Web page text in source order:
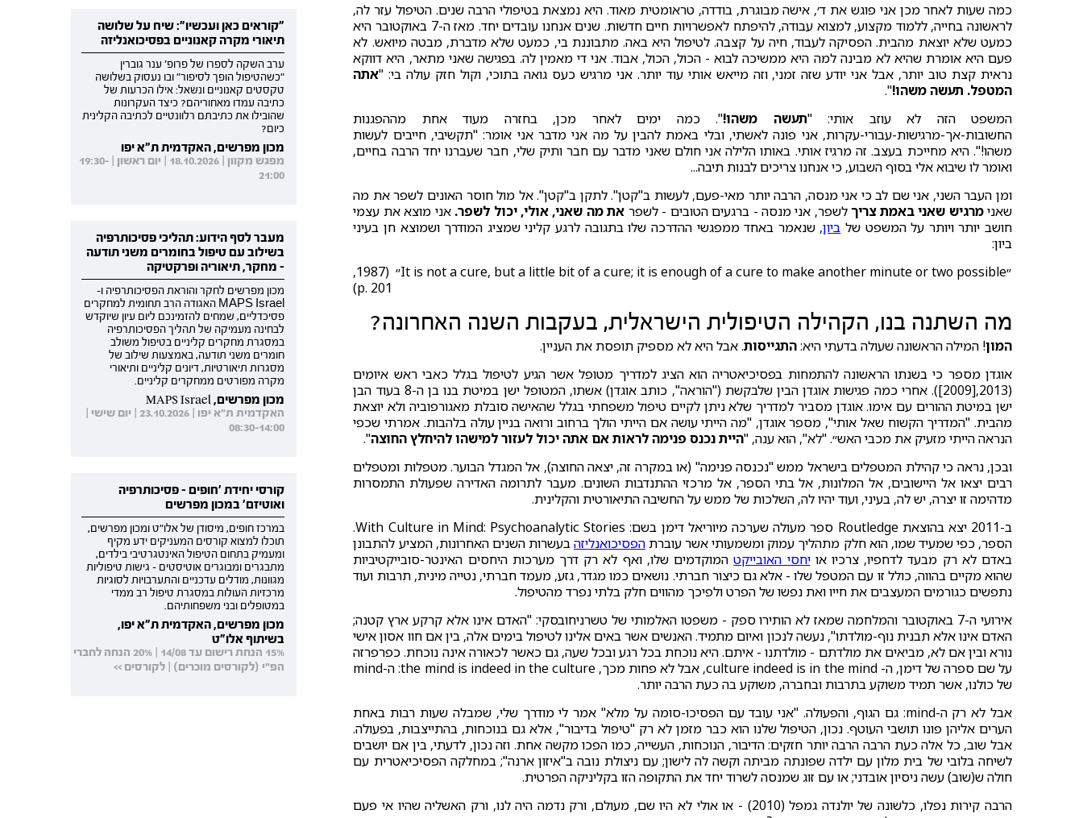
כמה שעות לאחר מכן אני פוגש את ד׳, אישה מבוגרת, בודדה, טראומטית מאוד. היא נמצאת בטיפולי הרבה שנים. הטיפול עזר לה,
לראשונה בחייה, ללמוד מקצוע, למצוא עבודה, להיפתח לאפשרויות חיים חדשות. שנים אנחנו עובדים יחד. מאז ה-7 באוקטובר היא
כמעט שלא יוצאת מהבית. הפסיקה לעבוד, חיה על קצבה. לטיפול היא באה. מתבוננת בי, כמעט שלא מדברת, מבטה מיואש. לא
פעם היא אומרת שהיא לא מבינה למה היא ממשיכה לבוא - הכול, הכול, אבוד. אני די מאמין לה. בפגישה שאני מתאר, היא דווקא
נראית קצת טוב יותר, אבל אני יודע שזה זמני, וזה מייאש אותי עוד יותר. אני מרגיש כעס גואה בתוכי, וקול חזק עולה בי: "אתה
המטפל. תעשה משהו!".
המשפט הזה לא עוזב אותי: "תעשה משהו!". כמה ימים לאחר מכן, בחזרה מעוד אחת מההפגנות
החשובות-אך-מרגישות-עבורי-עקרות, אני פונה לאשתי, ובלי באמת להבין על מה אני מדבר אני אומר: "תקשיבי, חייבים לעשות
משהו!". היא מחייכת בעצב. זה מרגיז אותי. באותו הלילה אני חולם שאני מדבר עם חבר ותיק שלי, חבר שעברנו יחד הרבה בחיים,
ואומר לו שיבוא אלי בסוף השבוע, כי אנחנו צריכים לבנות תיבה...
ומן העבר השני, אני שם לב כי אני מנסה, הרבה יותר מאי-פעם, לעשות ב"קטן". לתקן ב"קטן". אל מול חוסר האונים לשפר את מה
שאנימרגיש שאני באמת צריךלשפר, אני מנסה - ברגעים הטובים - לשפר את מה שאני, אולי, יכול לשפר. אני מוצא את עצמי
חושב יותר ויותר על המשפט של ביון, שנאמר באחד ממפגשי ההדרכה שלו בתגובה לרגע קליני שמציג המודרך ושמוצא חן בעיני
ביון:
״It is not a cure, but a little bit of a cure; it is enough of a cure to make another minute or two possible״ (1987,
p. 201)
מה השתנה בנו, הקהילה הטיפולית הישראלית, בעקבות השנה האחרונה?
המון! המילה הראשונה שעולה בדעתי היא:התגייסות. אבל היא לא מספיק תופסת את העניין.
אוגדן מספר כי בשנתו הראשונה להתמחות בפסיכיאטריה הוא הציג למדריך מטופל אשר הגיע לטיפול בגלל כאבי ראש איומים
(2013,[2009]). אחרי כמה פגישות אוגדן הבין שלבקשת ("הוראה", כותב אוגדן) אשתו, המטופל ישן במיטת בנו בן ה-8 בעוד הבן
ישן במיטת ההורים עם אימו. אוגדן מסביר למדריך שלא ניתן לקיים טיפול משפחתי בגלל שהאישה סובלת מאגורפוביה ולא יוצאת
מהבית. "המדריך הקשוח שאל אותי", מספר אוגדן, "מה הייתי עושה אם הייתי הולך ברחוב ורואה בניין עולה בלהבות. אמרתי שכפי
הנראה הייתי מזעיק את מכבי האש״. "לא", הוא ענה, "היית נכנס פנימה לראות אם אתה יכול לעזור למישהו להיחלץ החוצה".
ובכן, נראה כי קהילת המטפלים בישראל ממש "נכנסה פנימה" (או במקרה זה, יצאה החוצה), אל המגדל הבוער. מטפלות ומטפלים
רבים יצאו אל היישובים, אל המלונות, אל בתי הספר, אל מרכזי ההתנדבות השונים. מעבר לתרומה האדירה שפעולת התמסרות
מדהימה זו יצרה, יש לה, בעיני, ועוד יהיו לה, השלכות של ממש על החשיבה התיאורטית והקלינית.
ב-2011 יצא בהוצאת Routledge ספר מעולה שערכה מיוריאל דימן בשם: With Culture in Mind: Psychoanalytic Stories.
הספר, כפי שמעיד שמו, הוא חלק מתהליך עמוק ומשמעותי אשר עוברתהפסיכואנליזהבעשרות השנים האחרונות, המציע להתבונן
באדם לא רק מבעד לדחפיו, צרכיו אויחסי האובייקטהמוקדמים שלו, ואף לא רק דרך מערכות היחסים האינטר-סובייקטיביות
שהוא מקיים בהווה, כולל זו עם המטפל שלו - אלא גם כיצור חברתי. נושאים כמו מגדר, גזע, מעמד חברתי, נטייה מינית, תרבות ועוד
נתפשים כגורמים המעצבים את חייו ואת נפשו של הפרט ולפיכך מהווים חלק בלתי נפרד מהטיפול.
אירועי ה-7 באוקטובר והמלחמה שמאז לא הותירו ספק - משפטו האלמותי של טשרניחובסקי: "האדם אינו אלא קרקע ארץ קטנה;
האדם אינו אלא תבנית נוף-מולדתו", נעשה לנכון ואיום מתמיד. האנשים אשר באים אלינו לטיפול בימים אלה, בין אם חוו אסון אישי
נורא ובין אם לא, מביאים את מולדתם - מולדתנו - איתם. היא נוכחת בכל רגע ובכל שעה, גם כאשר לכאורה אינה נוכחת. כפרפרזה
על שם ספרה של דימן, ה- culture indeed is in the mind, אבל לא פחות מכך, the mind is indeed in the culture: ה-mind
של כולנו, אשר תמיד משוקע בתרבות ובחברה, משוקע בה כעת הרבה יותר.
אבל לא רק ה-mind: גם הגוף, והפעולה. "אני עובד עם הפסיכו-סומה על מלא" אמר לי מודרך שלי, שמבלה שעות רבות באחת
הערים אליהן פונו תושבי העוטף. נכון, הטיפול שלנו הוא כבר מזמן לא רק "טיפול בדיבור", אלא גם בנוכחות, בהתייצבות, בפעולה.
אבל שוב, כל אלה כעת הרבה הרבה יותר חזקים: הדיבור, הנוכחות, העשייה, כמו הפכו מקשה אחת. וזה נכון, לדעתי, בין אם יושבים
לשיחה בלובי של בית מלון עם ילדה שפונתה מביתה וקשה לה לישון; עם ניצולת נובה ב"איזון ארנה"; במחלקה הפסיכיאטרית עם
חולה ש(שוב) עשה ניסיון אובדני; או עם זוג שמנסה לשרוד יחד את התקופה הזו בקליניקה הפרטית.
הרבה קירות נפלו, כלשונה של יולנדה גמפל (2010) - או אולי לא היו שם, מעולם, ורק נדמה היה לנו, ורק האשליה שהיו אי פעם
"קוראים כאן ועכשיו": שיח על שלושה
תיאורי מקרה קאנוניים בפסיכואנליזה
ערב השקה לספרו של פרופ' ענר גוברין
"כשהטיפול הופך לסיפור" ובו נעסוק בשלושה
טקסטים קאנוניים ונשאל: אילו הכרעות של
כתיבה עמדו מאחוריהם? כיצד העקרונות
שהובילו את כתיבתם רלוונטיים לכתיבה הקלינית
כיום?
מכון מפרשים, האקדמית ת"א יפו
מפגש מקוון | 18.10.2026 | יום ראשון | 19:30-
21:00
מעבר לסף הידוע: תהליכי פסיכותרפיה
בשילוב עם טיפול בחומרים משני תודעה
- מחקר, תיאוריה ופרקטיקה
מכון מפרשים לחקר והוראת הפסיכותרפיה ו-
MAPS Israel האגודה הרב תחומית למחקרים
פסיכדליים, שמחים להזמינכם ליום עיון שיוקדש
לבחינה מעמיקה של תהליך הפסיכותרפיה
במסגרת מחקרים קליניים בטיפול משולב
חומרים משני תודעה, באמצעות שילוב של
מסגרות תיאורטיות, דיונים קליניים ותיאורי
מקרה מפורטים ממחקרים קליניים.
מכון מפרשים, MAPS Israel
האקדמית ת"א יפו | 23.10.2026 | יום שישי |
08:30-14:00
קורסי יחידת 'חופים - פסיכותרפיה
ואוטיזם' במכון מפרשים
במרכז חופים, מיסודן של אלו"ט ומכון מפרשים,
תוכלו למצוא קורסים המעניקים ידע מקיף
ומעמיק בתחום הטיפול האינטגרטיבי בילדים,
מתבגרים ומבוגרים אוטיסטים - גישות טיפוליות
מגוונות, מודלים עדכניים והתערבויות לסוגיות
מרכזיות העולות במסגרת טיפול רב ממדי
במטופלים ובני משפחותיהם.
מכון מפרשים, האקדמית ת"א יפו,
בשיתוף אלו"ט
15% הנחת רישום עד 14/08 | 20% הנחה לחברי
הפ"י (לקורסים מוכרים) | לקורסים >>